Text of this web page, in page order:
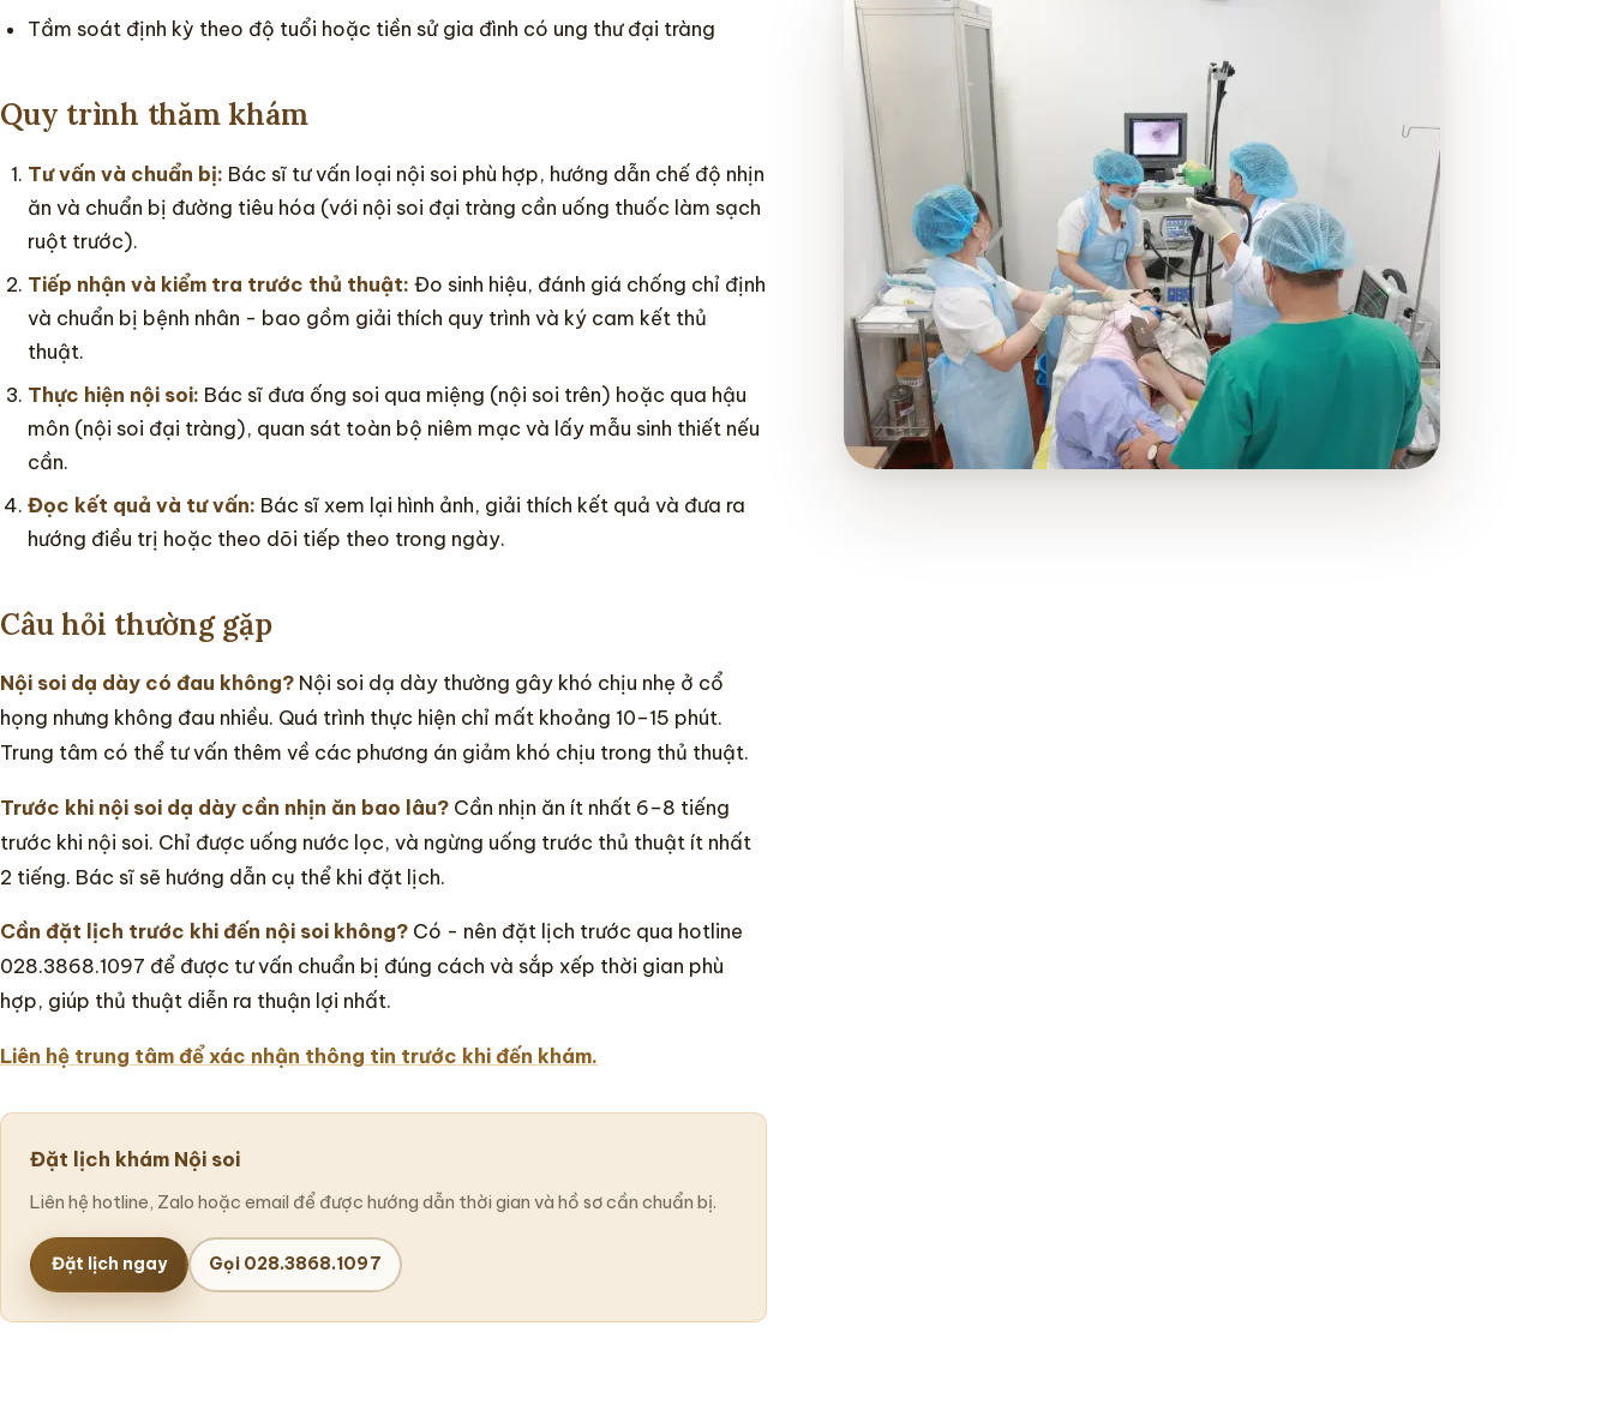
Tầm soát định kỳ theo độ tuổi hoặc tiền sử gia đình có ung thư đại tràng
Quy trình thăm khám
Tư vấn và chuẩn bị: Bác sĩ tư vấn loại nội soi phù hợp, hướng dẫn chế độ nhịn
ăn và chuẩn bị đường tiêu hóa (với nội soi đại tràng cần uống thuốc làm sạch
ruột trước).
Tiếp nhận và kiểm tra trước thủ thuật: Đo sinh hiệu, đánh giá chống chỉ định
và chuẩn bị bệnh nhân - bao gồm giải thích quy trình và ký cam kết thủ
thuật.
Thực hiện nội soi: Bác sĩ đưa ống soi qua miệng (nội soi trên) hoặc qua hậu
môn (nội soi đại tràng), quan sát toàn bộ niêm mạc và lấy mẫu sinh thiết nếu
cần.
Đọc kết quả và tư vấn: Bác sĩ xem lại hình ảnh, giải thích kết quả và đưa ra
hướng điều trị hoặc theo dõi tiếp theo trong ngày.
Câu hỏi thường gặp
Nội soi dạ dày có đau không? Nội soi dạ dày thường gây khó chịu nhẹ ở cổ
họng nhưng không đau nhiều. Quá trình thực hiện chỉ mất khoảng 10–15 phút.
Trung tâm có thể tư vấn thêm về các phương án giảm khó chịu trong thủ thuật.
Trước khi nội soi dạ dày cần nhịn ăn bao lâu? Cần nhịn ăn ít nhất 6–8 tiếng
trước khi nội soi. Chỉ được uống nước lọc, và ngừng uống trước thủ thuật ít nhất
2 tiếng. Bác sĩ sẽ hướng dẫn cụ thể khi đặt lịch.
Cần đặt lịch trước khi đến nội soi không? Có - nên đặt lịch trước qua hotline
028.3868.1097 để được tư vấn chuẩn bị đúng cách và sắp xếp thời gian phù
hợp, giúp thủ thuật diễn ra thuận lợi nhất.
Liên hệ trung tâm để xác nhận thông tin trước khi đến khám.
Đặt lịch khám Nội soi
Liên hệ hotline, Zalo hoặc email để được hướng dẫn thời gian và hồ sơ cần chuẩn bị.
Đặt lịch ngay Gọi 028.3868.1097